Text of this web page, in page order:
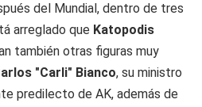
del Mundial, dentro de tres
arreglado que Katopodis
también otras figuras muy
"Carli" Bianco, su ministro
predilecto de AK, además de